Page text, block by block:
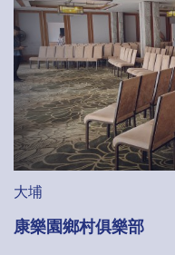
大埔
康樂園鄉村俱樂部